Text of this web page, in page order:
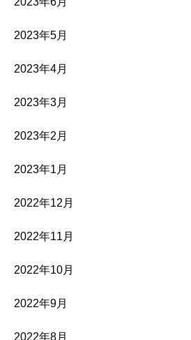
2023年5月
2023年4月
2023年3月
2023年2月
2023年1月
2022年12月
2022年11月
2022年10月
2022年9月
2022年8月